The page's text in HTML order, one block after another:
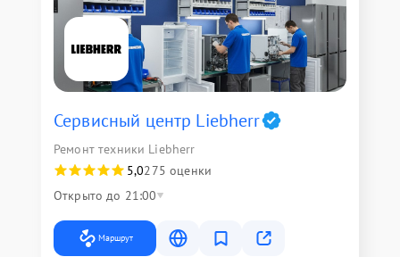
Сервисный центр Liebherr
Ремонт техники Liebherr
5,0275 оценки
Открыто до 21:00
Маршрут